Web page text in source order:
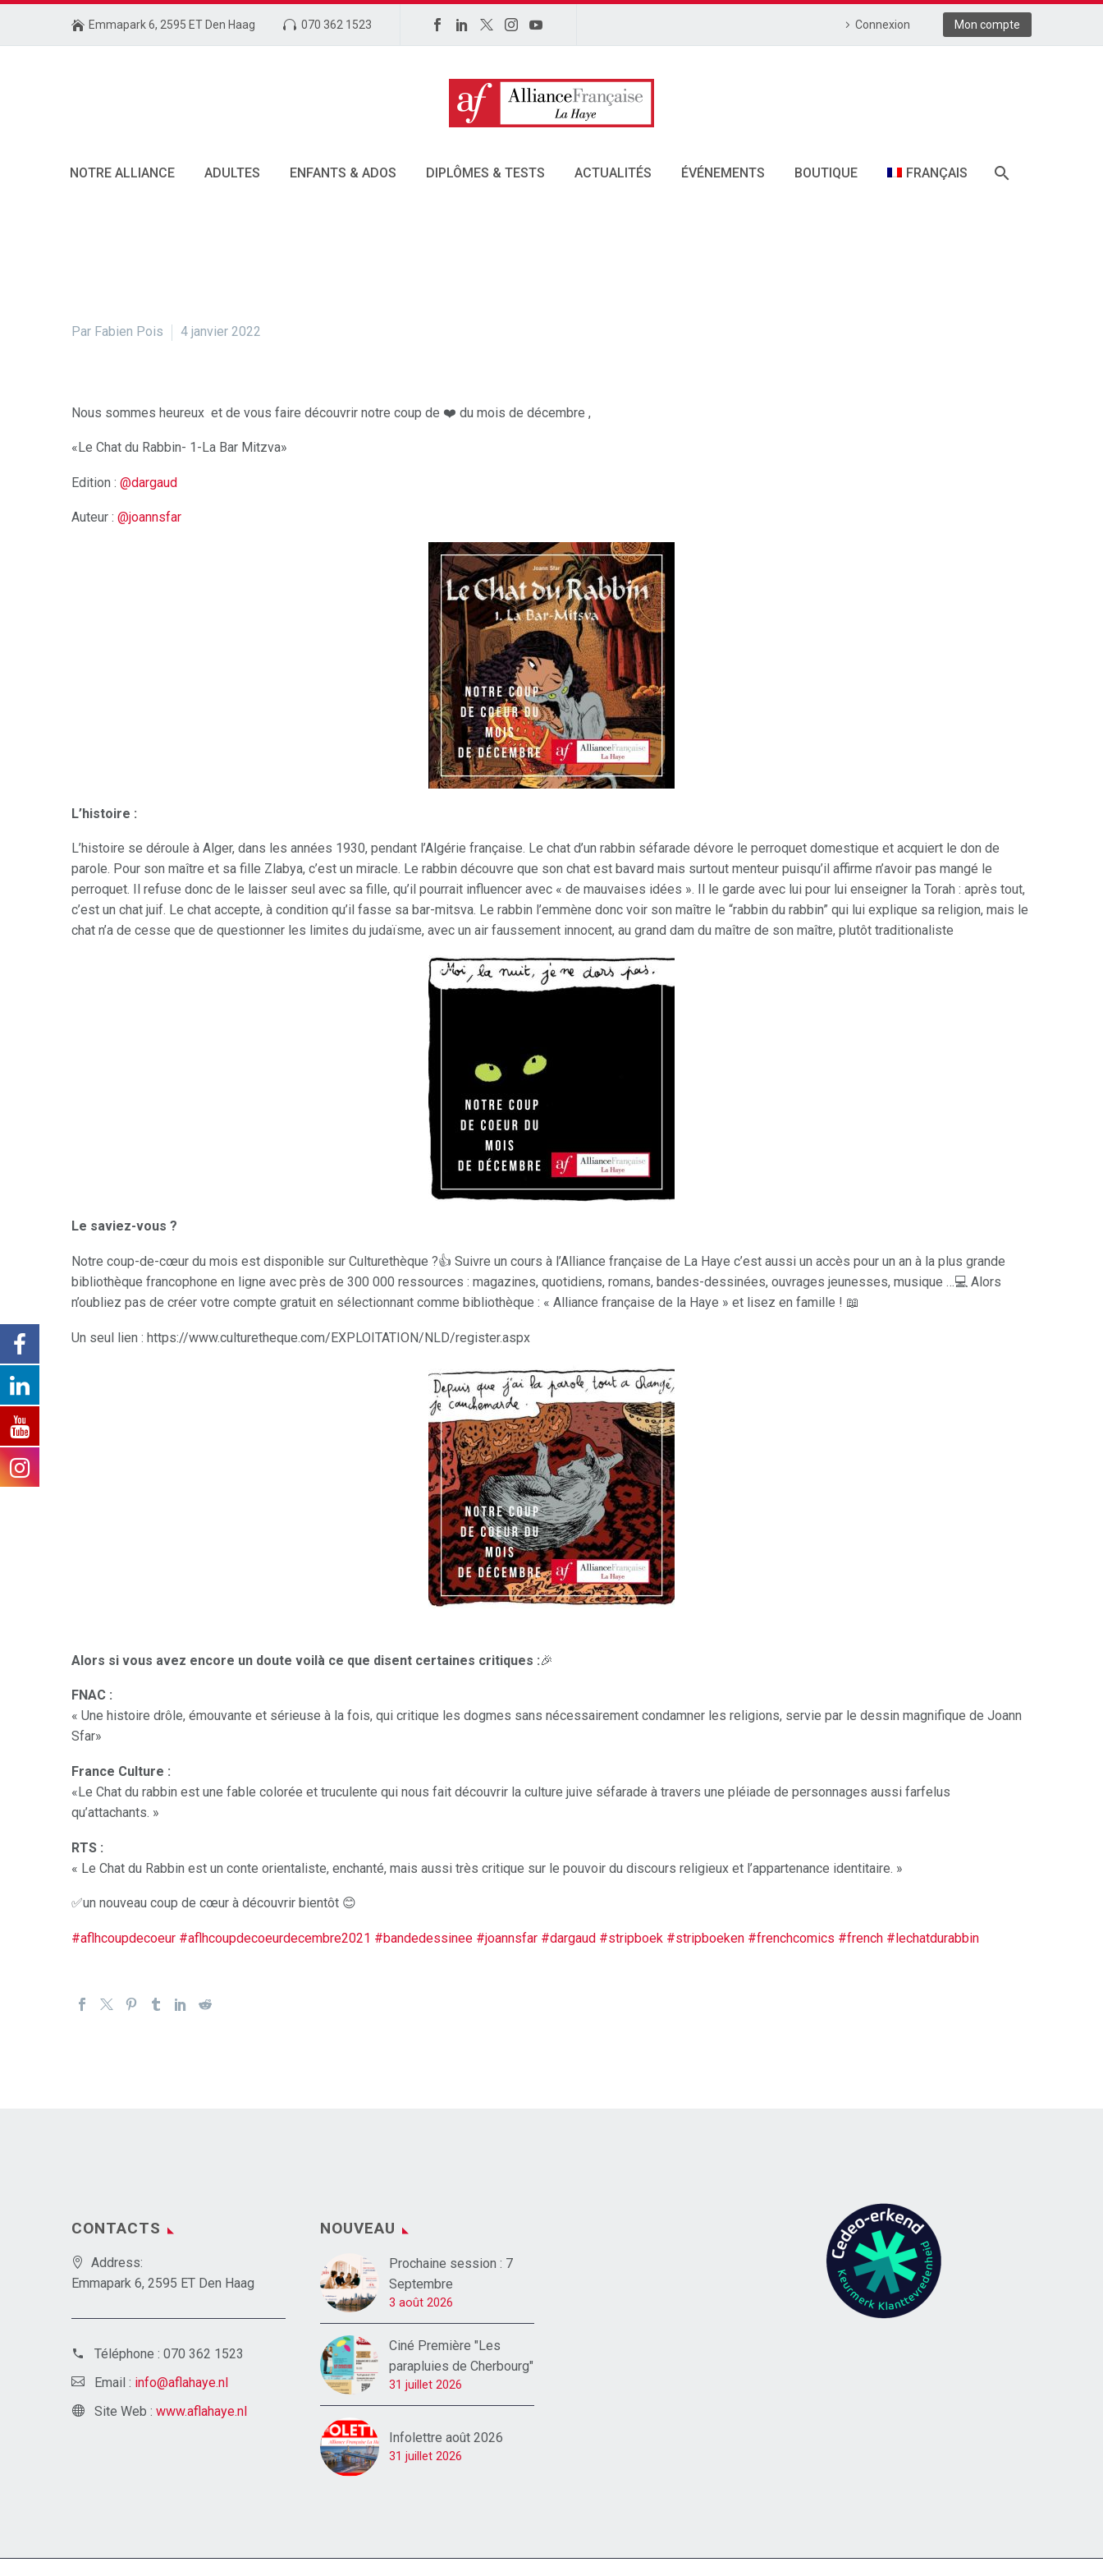
Emmapark 6, 2595 ET Den Haag 070 362 1523 Connexion Mon compte
NOTRE ALLIANCE ADULTES ENFANTS & ADOS DIPLÔMES & TESTS ACTUALITÉS ÉVÉNEMENTS BOUTIQUE FRANÇAIS
Par Fabien Pois 4 janvier 2022
Nous sommes heureux et de vous faire découvrir notre coup de ❤️ du mois de décembre ,
«Le Chat du Rabbin- 1-La Bar Mitzva»
Edition : @dargaud
Auteur : @joannsfar
L’histoire :
L’histoire se déroule à Alger, dans les années 1930, pendant l’Algérie française. Le chat d’un rabbin séfarade dévore le perroquet domestique et acquiert le don de
parole. Pour son maître et sa fille Zlabya, c’est un miracle. Le rabbin découvre que son chat est bavard mais surtout menteur puisqu’il affirme n’avoir pas mangé le
perroquet. Il refuse donc de le laisser seul avec sa fille, qu’il pourrait influencer avec « de mauvaises idées ». Il le garde avec lui pour lui enseigner la Torah : après tout,
c’est un chat juif. Le chat accepte, à condition qu’il fasse sa bar-mitsva. Le rabbin l’emmène donc voir son maître le “rabbin du rabbin” qui lui explique sa religion, mais le
chat n’a de cesse que de questionner les limites du judaïsme, avec un air faussement innocent, au grand dam du maître de son maître, plutôt traditionaliste
Le saviez-vous ?
Notre coup-de-cœur du mois est disponible sur Culturethèque ?👍 Suivre un cours à l’Alliance française de La Haye c’est aussi un accès pour un an à la plus grande
bibliothèque francophone en ligne avec près de 300 000 ressources : magazines, quotidiens, romans, bandes-dessinées, ouvrages jeunesses, musique …💻 Alors
n’oubliez pas de créer votre compte gratuit en sélectionnant comme bibliothèque : « Alliance française de la Haye » et lisez en famille ! 📖
Un seul lien : https://www.culturetheque.com/EXPLOITATION/NLD/register.aspx
Alors si vous avez encore un doute voilà ce que disent certaines critiques :🎉
FNAC :
« Une histoire drôle, émouvante et sérieuse à la fois, qui critique les dogmes sans nécessairement condamner les religions, servie par le dessin magnifique de Joann
Sfar»
France Culture :
«Le Chat du rabbin est une fable colorée et truculente qui nous fait découvrir la culture juive séfarade à travers une pléiade de personnages aussi farfelus
qu’attachants. »
RTS :
« Le Chat du Rabbin est un conte orientaliste, enchanté, mais aussi très critique sur le pouvoir du discours religieux et l’appartenance identitaire. »
✅un nouveau coup de cœur à découvrir bientôt 😊
#aflhcoupdecoeur #aflhcoupdecoeurdecembre2021 #bandedessinee #joannsfar #dargaud #stripboek #stripboeken #frenchcomics #french #lechatdurabbin
CONTACTS
Address:
Emmapark 6, 2595 ET Den Haag
Téléphone : 070 362 1523
Email : info@aflahaye.nl
Site Web : www.aflahaye.nl
NOUVEAU
Prochaine session : 7
Septembre
3 août 2026
Ciné Première "Les
parapluies de Cherbourg"
31 juillet 2026
Infolettre août 2026
31 juillet 2026